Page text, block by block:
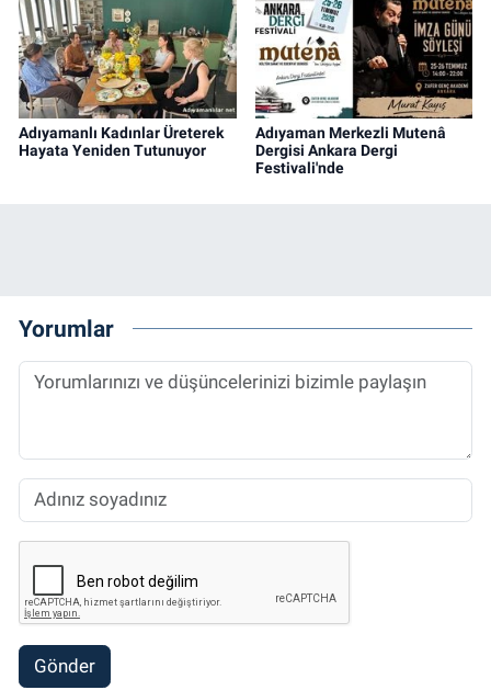
Adıyamanlı Kadınlar Üreterek
Hayata Yeniden Tutunuyor
Adıyaman Merkezli Mutenâ
Dergisi Ankara Dergi
Festivali'nde
Yorumlar
Gönder